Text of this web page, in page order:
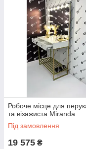
Робоче місце для
та візажиста Miranda
Під замовлення
19 575 ₴